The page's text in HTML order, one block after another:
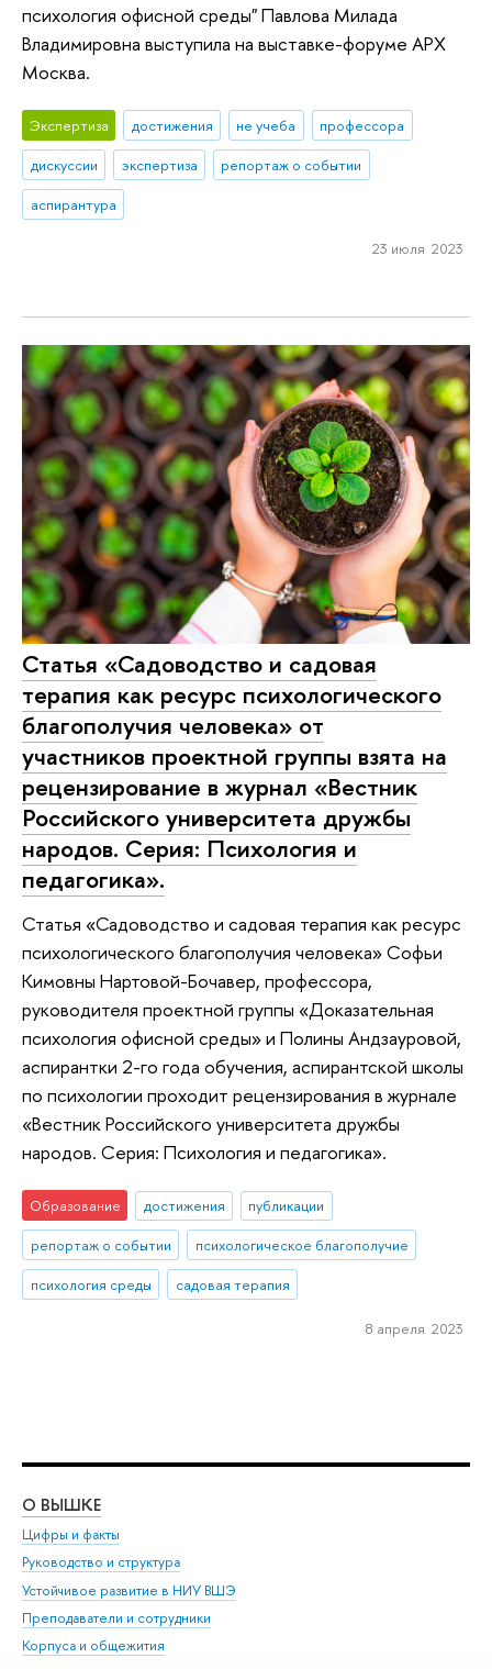
психология офисной среды" Павлова Милада
Владимировна выступила на выставке-форуме АРХ
Москва.
Экспертиза достижения не учеба
профессора
дискуссии
экспертиза
репортаж о событии
аспирантура
23 июля 2023
Статья «Садоводство и садовая
терапия как ресурс психологического
благополучия человека» от
участников проектной группы взята на
рецензирование в журнал «Вестник
Российского университета дружбы
народов. Серия: Психология и
педагогика».
Статья «Садоводство и садовая терапия как ресурс
психологического благополучия человека» Софьи
Кимовны Нартовой-Бочавер, профессора,
руководителя проектной группы «Доказательная
психология офисной среды» и Полины Андзауровой,
аспирантки 2-го года обучения, аспирантской школы
по психологии проходит рецензирования в журнале
«Вестник Российского университета дружбы
народов. Серия: Психология и педагогика».
Образование достижения
публикации
репортаж о событии
психологическое благополучие
психология среды
садовая терапия
8 апреля 2023
О ВЫШКЕ
Цифры и факты
Руководство и структура
Устойчивое развитие в НИУ ВШЭ
Преподаватели и сотрудники
Корпуса и общежития